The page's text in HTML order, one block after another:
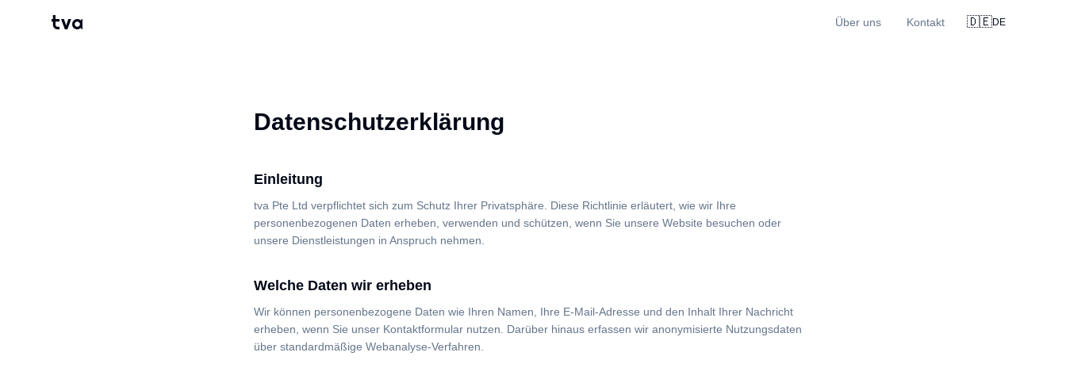
tva Über uns Kontakt 🇩🇪DE
Datenschutzerklärung
Einleitung
tva Pte Ltd verpflichtet sich zum Schutz Ihrer Privatsphäre. Diese Richtlinie erläutert, wie wir Ihre
personenbezogenen Daten erheben, verwenden und schützen, wenn Sie unsere Website besuchen oder
unsere Dienstleistungen in Anspruch nehmen.
Welche Daten wir erheben
Wir können personenbezogene Daten wie Ihren Namen, Ihre E-Mail-Adresse und den Inhalt Ihrer Nachricht
erheben, wenn Sie unser Kontaktformular nutzen. Darüber hinaus erfassen wir anonymisierte Nutzungsdaten
über standardmäßige Webanalyse-Verfahren.